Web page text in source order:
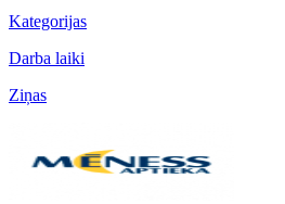
Kategorijas
Darba laiki
Ziņas